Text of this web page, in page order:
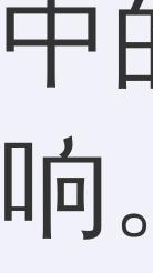
中
响